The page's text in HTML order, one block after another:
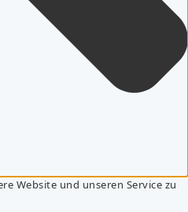
Website und unseren Service zu